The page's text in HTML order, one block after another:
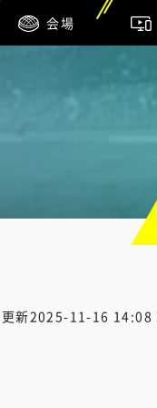
会場
新2025-11-16 14:08